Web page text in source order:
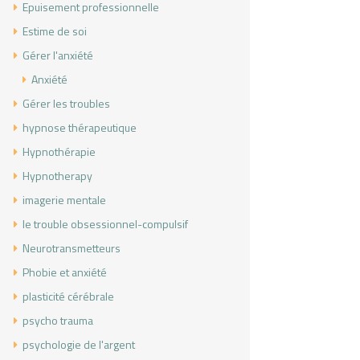
Epuisement professionnelle
Estime de soi
Gérer l'anxiété
Anxiété
Gérer les troubles
hypnose thérapeutique
Hypnothérapie
Hypnotherapy
imagerie mentale
le trouble obsessionnel-compulsif
Neurotransmetteurs
Phobie et anxiété
plasticité cérébrale
psycho trauma
psychologie de l'argent